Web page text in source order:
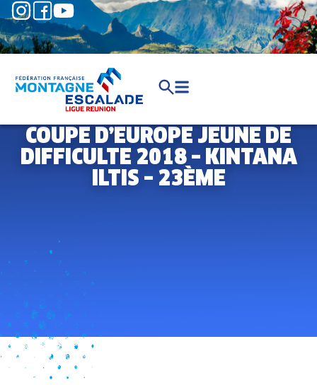
COUPE D’EUROPE JEUNE DE
DIFFICULTE 2018 – KINTANA
ILTIS – 23ÈME